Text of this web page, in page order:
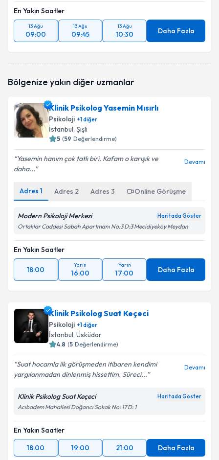
En Yakın Saatler
13 Ağu
09:00
13 Ağu
09:45
13 Ağu
10:30 Daha Fazla
Bölgenize yakın diğer uzmanlar
Klinik Psikolog Yasemin Mısırlı
Psikoloji +1diğer
İstanbul, Şişli
5 (59 Değerlendirme)
Yasemin hanım çok tatlı biri. Kafam o karışık ve
daha...
Devamı
Adres 1 Adres 2 Adres 3 Online Görüşme
Modern Psikoloji Merkezi Haritada Göster
Ortaklar Caddesi Sabah Apartmanı No:3 D:3 Mecidiyeköy Meydan
En Yakın Saatler
18:00
Yarın
16:00
Yarın
17:00 Daha Fazla
Klinik Psikolog Suat Keçeci
Psikoloji +1diğer
İstanbul, Üsküdar
4.8 (5 Değerlendirme)
Suat hocamla ilk görüşmeden itibaren kendimi
yargılanmadan dinlenmiş hissettim. Süreci...
Devamı
Klinik Psikolog Suat Keçeci Haritada Göster
Acıbadem Mahallesi Doğancı Sokak No: 17 D: 1
En Yakın Saatler
18:00
19:00 21:00 Daha Fazla